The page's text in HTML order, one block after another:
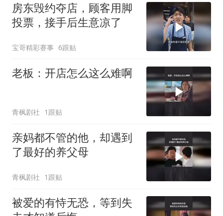
房东毁约夺店，顾客用脚
投票，接手后生意凉了
宝哥精彩赛事 6跟贴
老板：开店怎么这么难啊
青枫剧社 1跟贴
亲妈都不管的他，却遇到
了最好的养父母
青枫剧社 1跟贴
被爱的有恃无恐，等到失